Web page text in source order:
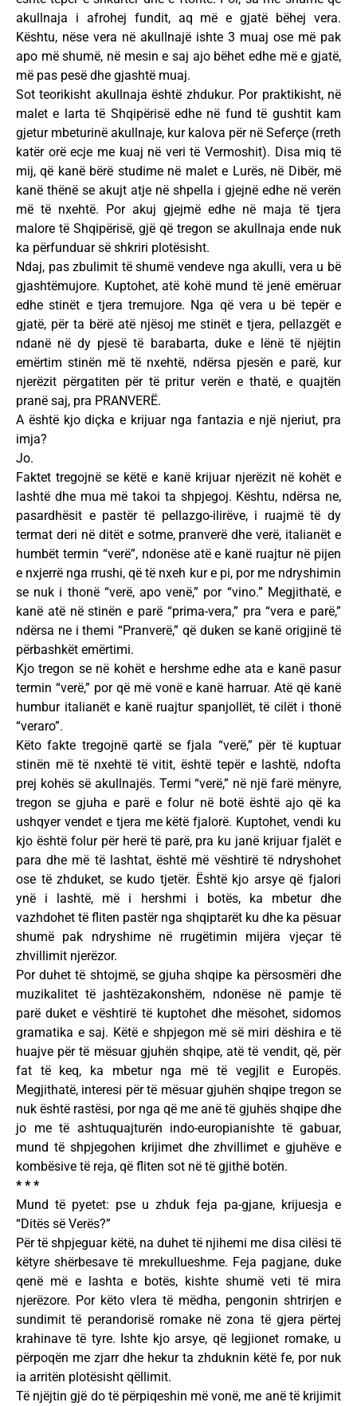
akullnaja i afrohej fundit, aq më e gjatë bëhej vera.
Kështu, nëse vera në akullnajë ishte 3 muaj ose më pak
apo më shumë, në mesin e saj ajo bëhet edhe më e gjatë,
më pas pesë dhe gjashtë muaj.
Sot teorikisht akullnaja është zhdukur. Por praktikisht, në
malet e larta të Shqipërisë edhe në fund të gushtit kam
gjetur mbeturinë akullnaje, kur kalova për në Seferçe (rreth
katër orë ecje me kuaj në veri të Vermoshit). Disa miq të
mij, që kanë bërë studime në malet e Lurës, në Dibër, më
kanë thënë se akujt atje në shpella i gjejnë edhe në verën
më të nxehtë. Por akuj gjejmë edhe në maja të tjera
malore të Shqipërisë, gjë që tregon se akullnaja ende nuk
ka përfunduar së shkriri plotësisht.
Ndaj, pas zbulimit të shumë vendeve nga akulli, vera u bë
gjashtëmujore. Kuptohet, atë kohë mund të jenë emëruar
edhe stinët e tjera tremujore. Nga që vera u bë tepër e
gjatë, për ta bërë atë njësoj me stinët e tjera, pellazgët e
ndanë në dy pjesë të barabarta, duke e lënë të njëjtin
emërtim stinën më të nxehtë, ndërsa pjesën e parë, kur
njerëzit përgatiten për të pritur verën e thatë, e quajtën
pranë saj, pra PRANVERË.
A është kjo diçka e krijuar nga fantazia e një njeriut, pra
imja?
Jo.
Faktet tregojnë se këtë e kanë krijuar njerëzit në kohët e
lashtë dhe mua më takoi ta shpjegoj. Kështu, ndërsa ne,
pasardhësit e pastër të pellazgo-ilirëve, i ruajmë të dy
termat deri në ditët e sotme, pranverë dhe verë, italianët e
humbët termin “verë”, ndonëse atë e kanë ruajtur në pijen
e nxjerrë nga rrushi, që të nxeh kur e pi, por me ndryshimin
se nuk i thonë “verë, apo venë,” por “vino.” Megjithatë, e
kanë atë në stinën e parë “prima-vera,” pra “vera e parë,”
ndërsa ne i themi “Pranverë,” që duken se kanë origjinë të
përbashkët emërtimi.
Kjo tregon se në kohët e hershme edhe ata e kanë pasur
termin “verë,” por që më vonë e kanë harruar. Atë që kanë
humbur italianët e kanë ruajtur spanjollët, të cilët i thonë
“veraro”.
Këto fakte tregojnë qartë se fjala “verë,” për të kuptuar
stinën më të nxehtë të vitit, është tepër e lashtë, ndofta
prej kohës së akullnajës. Termi “verë,” në një farë mënyre,
tregon se gjuha e parë e folur në botë është ajo që ka
ushqyer vendet e tjera me këtë fjalorë. Kuptohet, vendi ku
kjo është folur për herë të parë, pra ku janë krijuar fjalët e
para dhe më të lashtat, është më vështirë të ndryshohet
ose të zhduket, se kudo tjetër. Është kjo arsye që fjalori
ynë i lashtë, më i hershmi i botës, ka mbetur dhe
vazhdohet të fliten pastër nga shqiptarët ku dhe ka pësuar
shumë pak ndryshime në rrugëtimin mijëra vjeçar të
zhvillimit njerëzor.
Por duhet të shtojmë, se gjuha shqipe ka përsosmëri dhe
muzikalitet të jashtëzakonshëm, ndonëse në pamje të
parë duket e vështirë të kuptohet dhe mësohet, sidomos
gramatika e saj. Këtë e shpjegon më së miri dëshira e të
huajve për të mësuar gjuhën shqipe, atë të vendit, që, për
fat të keq, ka mbetur nga më të vegjlit e Europës.
Megjithatë, interesi për të mësuar gjuhën shqipe tregon se
nuk është rastësi, por nga që me anë të gjuhës shqipe dhe
jo me të ashtuquajturën indo-europianishte të gabuar,
mund të shpjegohen krijimet dhe zhvillimet e gjuhëve e
kombësive të reja, që fliten sot në të gjithë botën.
* * *
Mund të pyetet: pse u zhduk feja pa-gjane, krijuesja e
“Ditës së Verës?”
Për të shpjeguar këtë, na duhet të njihemi me disa cilësi të
këtyre shërbesave të mrekullueshme. Feja pagjane, duke
qenë më e lashta e botës, kishte shumë veti të mira
njerëzore. Por këto vlera të mëdha, pengonin shtrirjen e
sundimit të perandorisë romake në zona të gjera përtej
krahinave të tyre. Ishte kjo arsye, që legjionet romake, u
përpoqën me zjarr dhe hekur ta zhduknin këtë fe, por nuk
ia arritën plotësisht qëllimit.
Të njëjtin gjë do të përpiqeshin më vonë, me anë të krijimit